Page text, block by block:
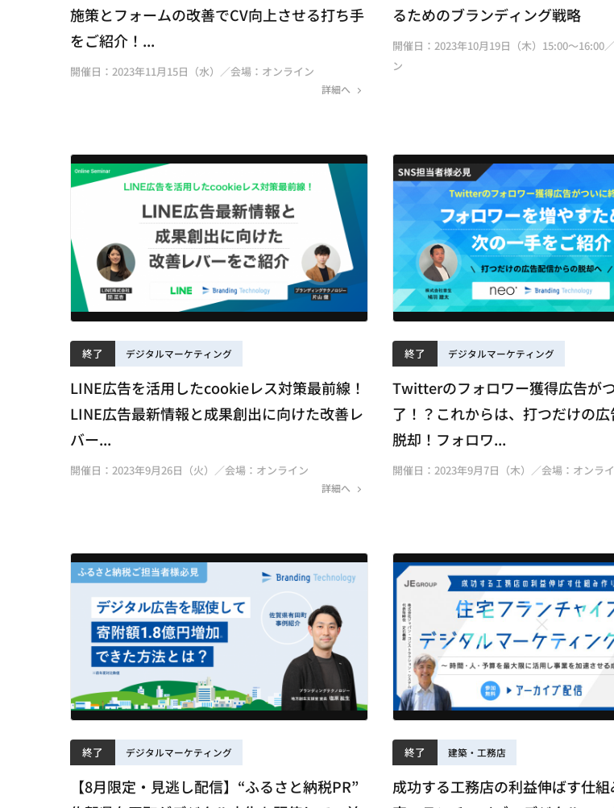
施策とフォームの改善でCV向上させる打ち手
をご紹介！...
開催日：2023年11月15日（水）／会場：オンライン
詳細へ
るためのブランディング戦略
開催日：2023年10月19日（木）15:00～16:00
ン
終了 デジタルマーケティング
LINE広告を活用したcookieレス対策最前線！
LINE広告最新情報と成果創出に向けた改善レ
バー...
開催日：2023年9月26日（火）／会場：オンライン
詳細へ
終了 デジタルマーケティング
Twitterのフォロワー獲得広告が
了！？これからは、打つだけの
脱却！フォロワ...
開催日：2023年9月7日（木）／会場：オンラ
終了 デジタルマーケティング
【8月限定・見逃し配信】“ふるさと納税PR”
終了 建築・工務店
成功する工務店の利益伸ばす仕